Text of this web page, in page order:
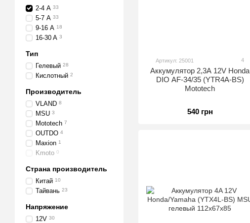
Артикул: 25001 4
Аккумулятор 2,3A 12V Honda
DIO AF-34/35 (YTR4A-BS)
Mototech
540 грн
2-4 А 33
5-7 А 33
9-16 А 18
16-30 A 3
Тип
Гелевый 28
Кислотный 2
Производитель
VLAND 8
MSU 3
Mototech 7
OUTDO 4
Maxion 1
Kmoto 0
Страна производитель
Китай 10
Тайвань 23
Напряжение
12V 30